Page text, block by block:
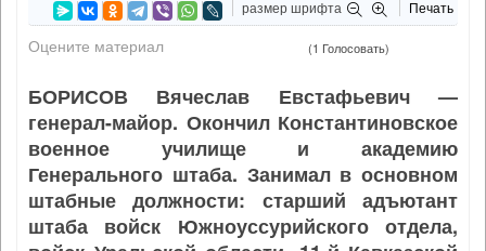
размер шрифта Печать
Оцените материал (1 Голосовать)
БОРИСОВ Вячеслав Евстафьевич —
генерал-майор. Окончил Константиновское
военное училище и академию
Генерального штаба. Занимал в основном
штабные должности: старший адъютант
штаба войск Южноуссурийского отдела,